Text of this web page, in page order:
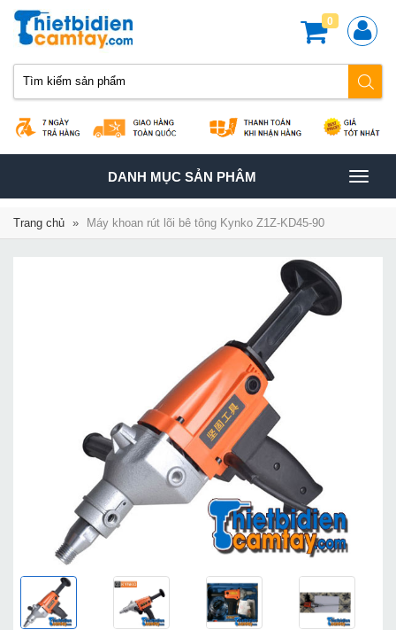
0
TOGGLE
NAVIGATION
DANH MỤC SẢN PHÂM
Trang chủ » Máy khoan rút lõi bê tông Kynko Z1Z-KD45-90